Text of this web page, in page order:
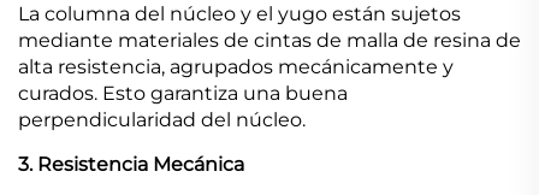
La columna del núcleo y el yugo están sujetos
mediante materiales de cintas de malla de resina de
alta resistencia, agrupados mecánicamente y
curados. Esto garantiza una buena
perpendicularidad del núcleo.
3. Resistencia Mecánica